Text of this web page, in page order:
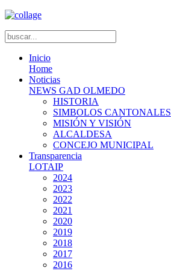
Inicio
Home
Noticias
NEWS GAD OLMEDO
HISTORIA
SIMBOLOS CANTONALES
MISIÓN Y VISIÓN
ALCALDESA
CONCEJO MUNICIPAL
Transparencia
LOTAIP
2024
2023
2022
2021
2020
2019
2018
2017
2016